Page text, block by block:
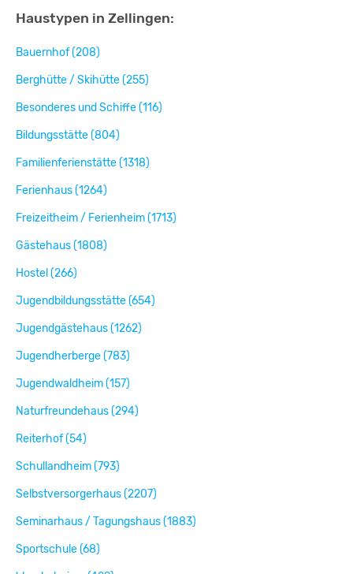
Haustypen in Zellingen:
Bauernhof (208)
Berghütte / Skihütte (255)
Besonderes und Schiffe (116)
Bildungsstätte (804)
Familienferienstätte (1318)
Ferienhaus (1264)
Freizeitheim / Ferienheim (1713)
Gästehaus (1808)
Hostel (266)
Jugendbildungsstätte (654)
Jugendgästehaus (1262)
Jugendherberge (783)
Jugendwaldheim (157)
Naturfreundehaus (294)
Reiterhof (54)
Schullandheim (793)
Selbstversorgerhaus (2207)
Seminarhaus / Tagungshaus (1883)
Sportschule (68)